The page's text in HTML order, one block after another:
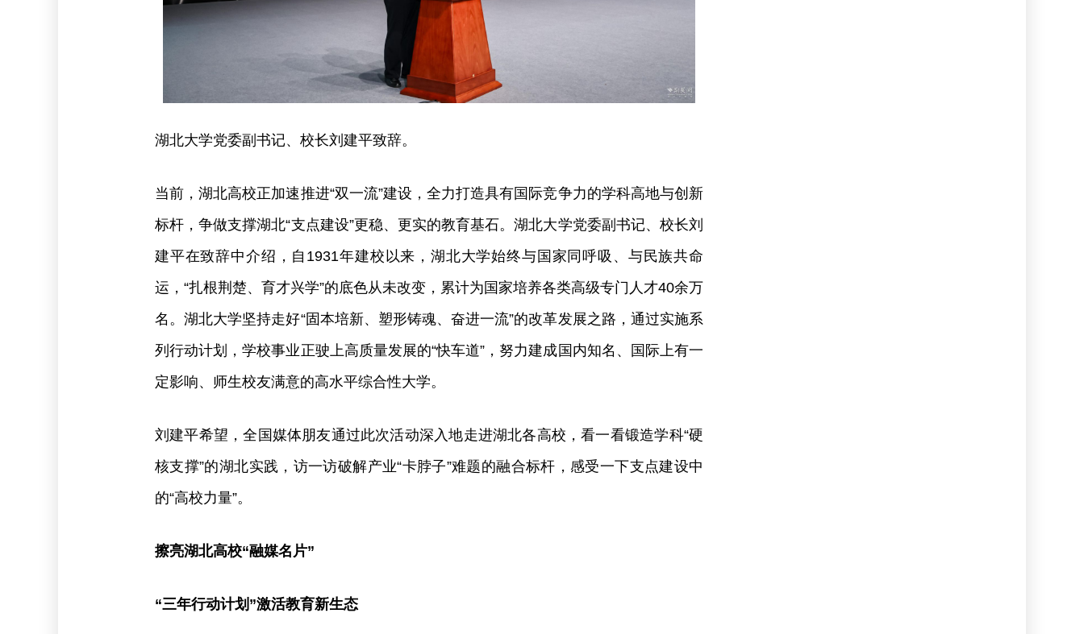
湖北大学党委副书记、校长刘建平致辞。
当前，湖北高校正加速推进“双一流”建设，全力打造具有国际竞争力的学科高地与创新
标杆，争做支撑湖北“支点建设”更稳、更实的教育基石。湖北大学党委副书记、校长刘
建平在致辞中介绍，自1931年建校以来，湖北大学始终与国家同呼吸、与民族共命
运，“扎根荆楚、育才兴学”的底色从未改变，累计为国家培养各类高级专门人才40余万
名。湖北大学坚持走好“固本培新、塑形铸魂、奋进一流”的改革发展之路，通过实施系
列行动计划，学校事业正驶上高质量发展的“快车道”，努力建成国内知名、国际上有一
定影响、师生校友满意的高水平综合性大学。
刘建平希望，全国媒体朋友通过此次活动深入地走进湖北各高校，看一看锻造学科“硬
核支撑”的湖北实践，访一访破解产业“卡脖子”难题的融合标杆，感受一下支点建设中
的“高校力量”。
擦亮湖北高校“融媒名片”
“三年行动计划”激活教育新生态